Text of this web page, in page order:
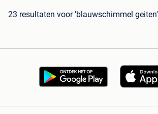
23 resultaten voor 'blauwschimmel geiten'